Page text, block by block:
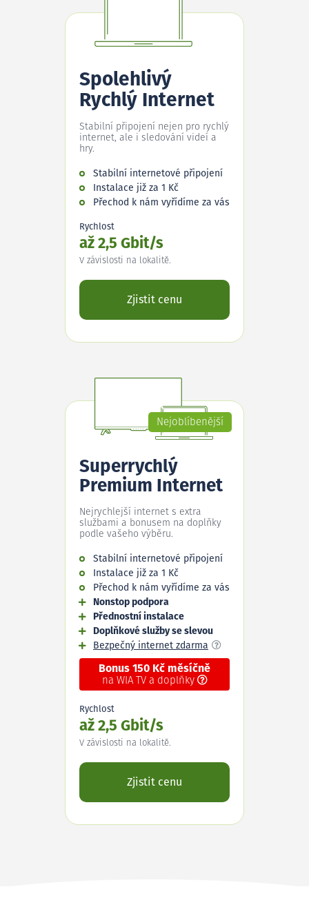
Spolehlivý
Rychlý Internet
Stabilní připojení nejen pro rychlý
internet, ale i sledování videí a
hry.
Stabilní internetové připojení
Instalace již za 1 Kč
Přechod k nám vyřídíme za vás
Rychlost
až 2,5 Gbit/s
V závislosti na lokalitě.
Zjistit cenu
Nejoblíbenější
Superrychlý
Premium Internet
Nejrychlejší internet s extra
službami a bonusem na doplňky
podle vašeho výběru.
Stabilní internetové připojení
Instalace již za 1 Kč
Přechod k nám vyřídíme za vás
Nonstop podpora
Přednostní instalace
Doplňkové služby se slevou
Bezpečný internet zdarma
Bonus 150 Kč měsíčně
na WIA TV a doplňky
Rychlost
až 2,5 Gbit/s
V závislosti na lokalitě.
Zjistit cenu